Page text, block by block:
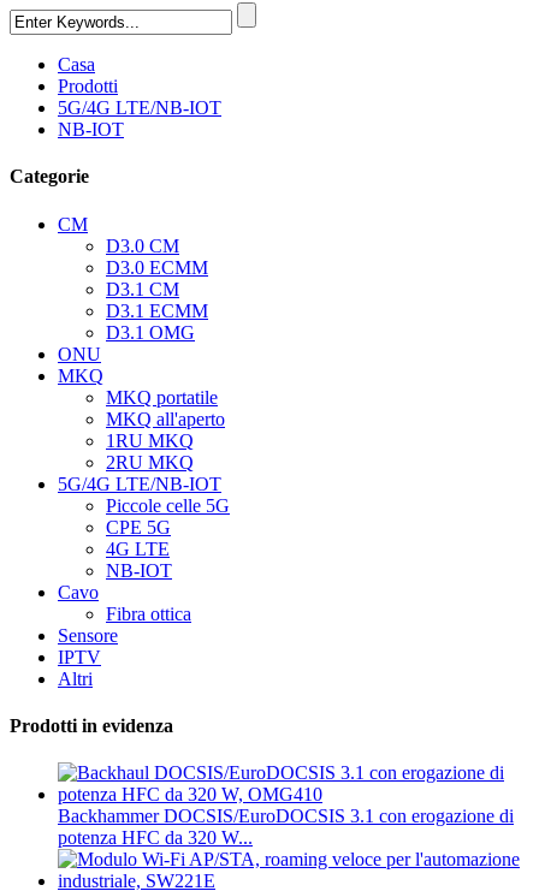
Casa
Prodotti
5G/4G LTE/NB-IOT
NB-IOT
Categorie
CM
D3.0 CM
D3.0 ECMM
D3.1 CM
D3.1 ECMM
D3.1 OMG
ONU
MKQ
MKQ portatile
MKQ all'aperto
1RU MKQ
2RU MKQ
5G/4G LTE/NB-IOT
Piccole celle 5G
CPE 5G
4G LTE
NB-IOT
Cavo
Fibra ottica
Sensore
IPTV
Altri
Prodotti in evidenza
Backhammer DOCSIS/EuroDOCSIS 3.1 con erogazione di
potenza HFC da 320 W...